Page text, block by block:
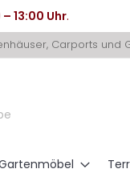
13:00 Uhr.
Carports und